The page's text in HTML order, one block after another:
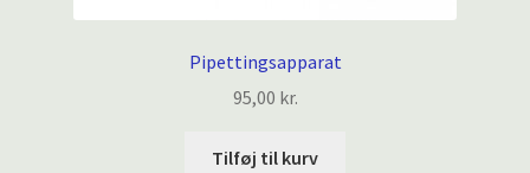
Pipettingsapparat
95,00 kr.
Tilføj til kurv